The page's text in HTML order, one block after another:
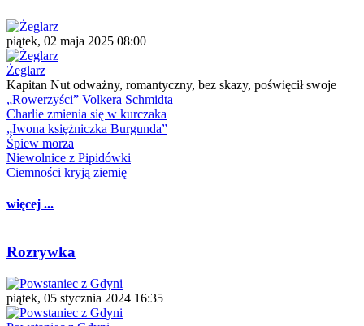
piątek, 02 maja 2025 08:00
Żeglarz
Kapitan Nut odważny, romantyczny, bez skazy, poświęcił swoje
„Rowerzyści” Volkera Schmidta
Charlie zmienia się w kurczaka
„Iwona księżniczka Burgunda”
Śpiew morza
Niewolnice z Pipidówki
Ciemności kryją ziemię
więcej ...
Rozrywka
piątek, 05 stycznia 2024 16:35